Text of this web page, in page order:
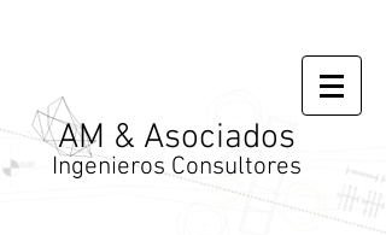
AM & Asociados
Ingenieros Consultores